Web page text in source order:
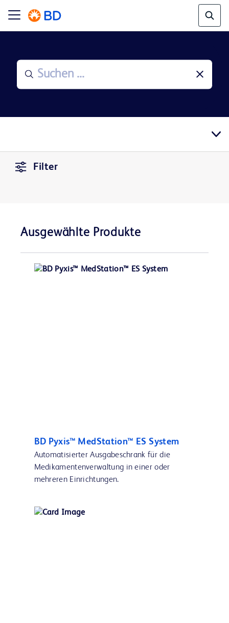
Filter
Ausgewählte Produkte
BD Pyxis™ MedStation™ ES System
Automatisierter Ausgabeschrank für die
Medikamentenverwaltung in einer oder
mehreren Einrichtungen.